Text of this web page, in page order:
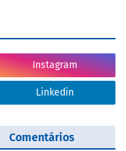
Instagram
Linkedin
Comentários